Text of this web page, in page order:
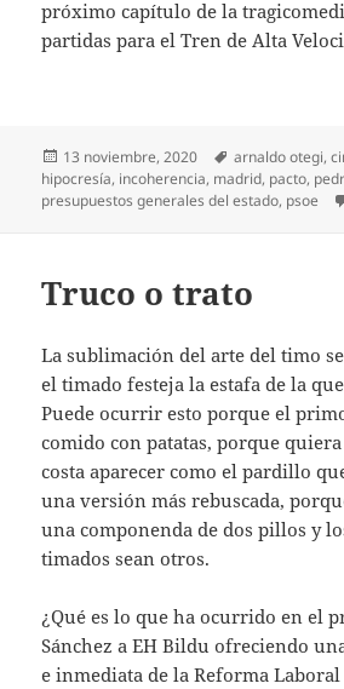
próximo capítulo de la
partidas para el Tren de Alta
Publicado
el
13 noviembre, 2020 Etiquetas
arnaldo otegi,
hipocresía, incoherencia, madrid, pacto,
presupuestos generales del estado, psoe
Truco o trato
La sublimación del arte del timo
el timado festeja la estafa de la
Puede ocurrir esto porque el
comido con patatas, porque
costa aparecer como el pardillo
una versión más rebuscada,
una componenda de dos pillos y
timados sean otros.
¿Qué es lo que ha ocurrido en el
Sánchez a EH Bildu ofreciendo
e inmediata de la Reforma Laboral